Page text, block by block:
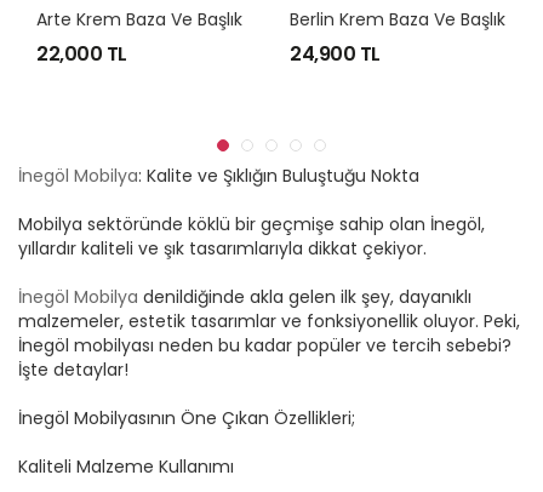
Arte Krem Baza Ve Başlık
22,000 TL
Berlin Krem Baza Ve Başlık
24,900 TL
İnegöl Mobilya: Kalite ve Şıklığın Buluştuğu Nokta
Mobilya sektöründe köklü bir geçmişe sahip olan İnegöl,
yıllardır kaliteli ve şık tasarımlarıyla dikkat çekiyor.
İnegöl Mobilya denildiğinde akla gelen ilk şey, dayanıklı
malzemeler, estetik tasarımlar ve fonksiyonellik oluyor. Peki,
İnegöl mobilyası neden bu kadar popüler ve tercih sebebi?
İşte detaylar!
İnegöl Mobilyasının Öne Çıkan Özellikleri;
Kaliteli Malzeme Kullanımı